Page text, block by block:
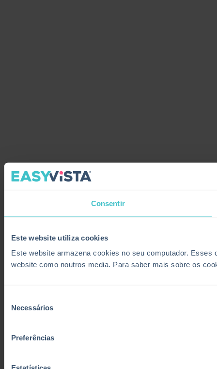
Consentir
Este website utiliza cookies
Este website armazena cookies no seu computador.
website como noutros media. Para saber mais sobre os
Necessários
Preferências